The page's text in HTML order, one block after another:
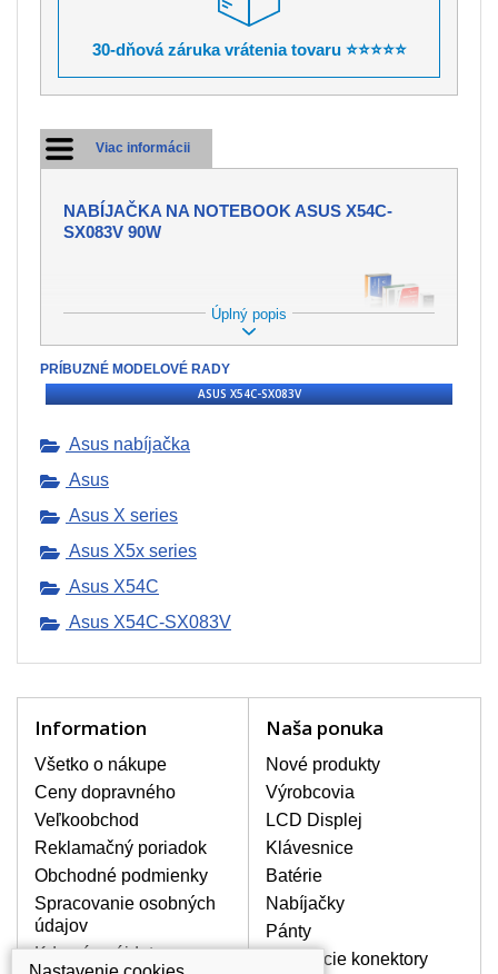
30-dňová záruka vrátenia tovaru ⭐⭐⭐⭐⭐
Viac informácii
NABÍJAČKA NA NOTEBOOK ASUS X54C-
SX083V 90W
PONÚKAME NABÍJAČKY DO
NOTEBOOKOV.
Nabíjačka tvorí neoddeliteľnú súčasť
notebooku. Avšak môže dôjsť ku
strate alebo k mechanickému
poškodeniu pôvodného adaptéru.
Nie je však chybou kúpiť si aj druhý
napr. na cesty alebo pre prácu na
pracovisku. V našom sortimente
možných výrobcov notebookov.
CERTIFIKÁTOM KVALITY.
Všetky ponúkané nabíjačky s
certifikátom kvality CE, ROHS.
Adaptéry sú vybavené feritovým
filtrom a kvalitným zabezpečením
proti prehriatiu, prepätiu a
preťaženiu.
AKO VYBRAŤ TEN SPRÁVNY?
Na našich webových stránkach nesmie
chýbať okienko vyhľadávania, vďaka
Úplný popis
PRÍBUZNÉ MODELOVÉ RADY
ASUS X54C-SX083V
Asus nabíjačka
Asus
Asus X series
Asus X5x series
Asus X54C
Asus X54C-SX083V
Information
Všetko o nákupe
Ceny dopravného
Veľkoobchod
Reklamačný poriadok
Obchodné podmienky
Spracovanie osobných
údajov
Kde nás nájdete
Naša ponuka
Nové produkty
Výrobcovia
LCD Displej
Klávesnice
Batérie
Nabíjačky
Pánty
Napájacie konektory